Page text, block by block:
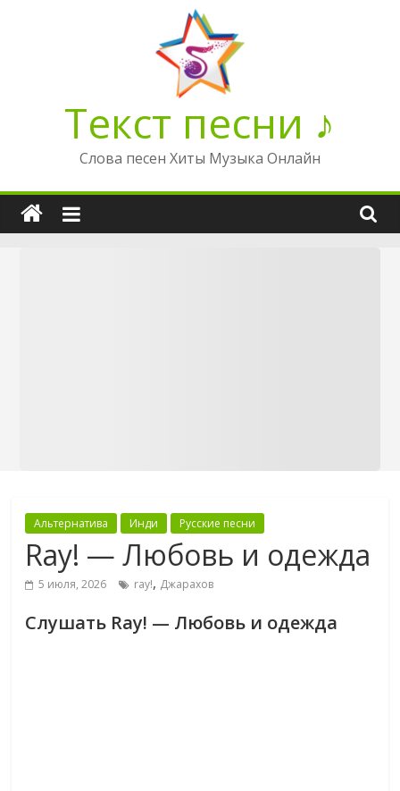
Текст песни ♪
Слова песен Хиты Музыка Онлайн
Альтернатива Инди Русские песни
Ray! — Любовь и одежда
5 июля, 2026 ray!, Джарахов
Слушать Ray! — Любовь и одежда